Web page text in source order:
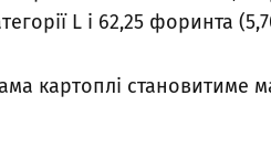
L і 62,25 форинта
картоплі становитиме